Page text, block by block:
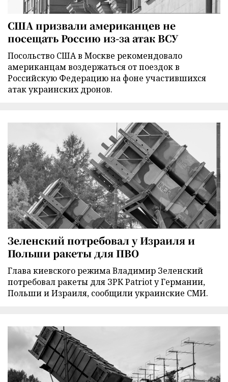
США призвали американцев не
посещать Россию из-за атак ВСУ
Посольство США в Москве рекомендовало
американцам воздержаться от поездок в
Российскую Федерацию на фоне участившихся
атак украинских дронов.
Зеленский потребовал у Израиля и
Польши ракеты для ПВО
Глава киевского режима Владимир Зеленский
потребовал ракеты для ЗРК Patriot у Германии,
Польши и Израиля, сообщили украинские СМИ.